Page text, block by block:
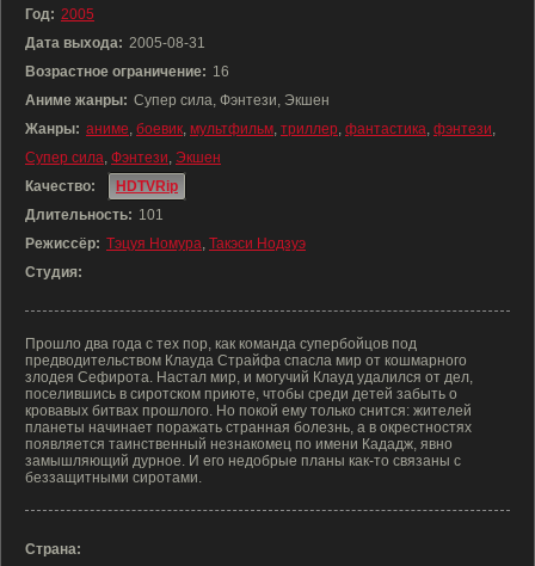
Год: 2005
Дата выхода: 2005-08-31
Возрастное ограничение: 16
Аниме жанры: Супер сила, Фэнтези, Экшен
Жанры: аниме, боевик, мультфильм, триллер, фантастика, фэнтези,
Супер сила, Фэнтези, Экшен
Качество:
HDTVRip
Длительность: 101
Режиссёр: Тэцуя Номура, Такэси Нодзуэ
Студия:
Прошло два года с тех пор, как команда супербойцов под
предводительством Клауда Страйфа спасла мир от кошмарного
злодея Сефирота. Настал мир, и могучий Клауд удалился от дел,
поселившись в сиротском приюте, чтобы среди детей забыть о
кровавых битвах прошлого. Но покой ему только снится: жителей
планеты начинает поражать странная болезнь, а в окрестностях
появляется таинственный незнакомец по имени Кададж, явно
замышляющий дурное. И его недобрые планы как-то связаны с
беззащитными сиротами.
Страна: